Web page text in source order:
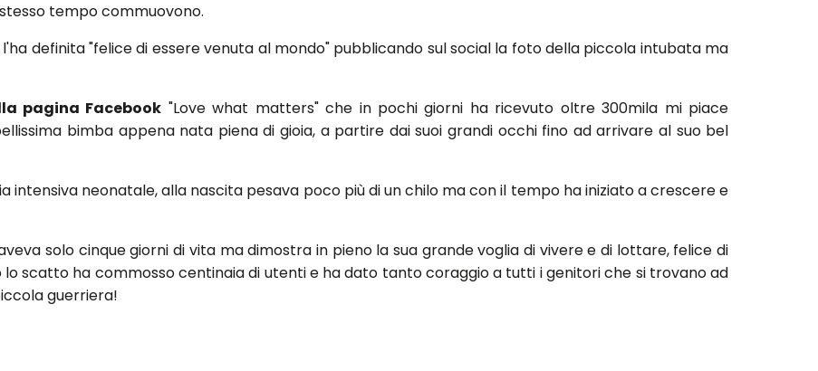
tempo commuovono.
definita "felice di essere venuta al mondo" pubblicando sul social la foto della piccola intubata ma
pagina Facebook "Love what matters" che in pochi giorni ha ricevuto oltre 300mila mi piace
bimba appena nata piena di gioia, a partire dai suoi grandi occhi fino ad arrivare al suo bel
neonatale, alla nascita pesava poco più di un chilo ma con il tempo ha iniziato a crescere e
solo cinque giorni di vita ma dimostra in pieno la sua grande voglia di vivere e di lottare, felice di
scatto ha commosso centinaia di utenti e ha dato tanto coraggio a tutti i genitori che si trovano ad
guerriera!